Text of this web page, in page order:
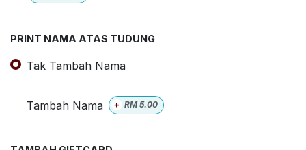
PRINT NAMA ATAS TUDUNG
Tak Tambah Nama
Tambah Nama + RM5.00